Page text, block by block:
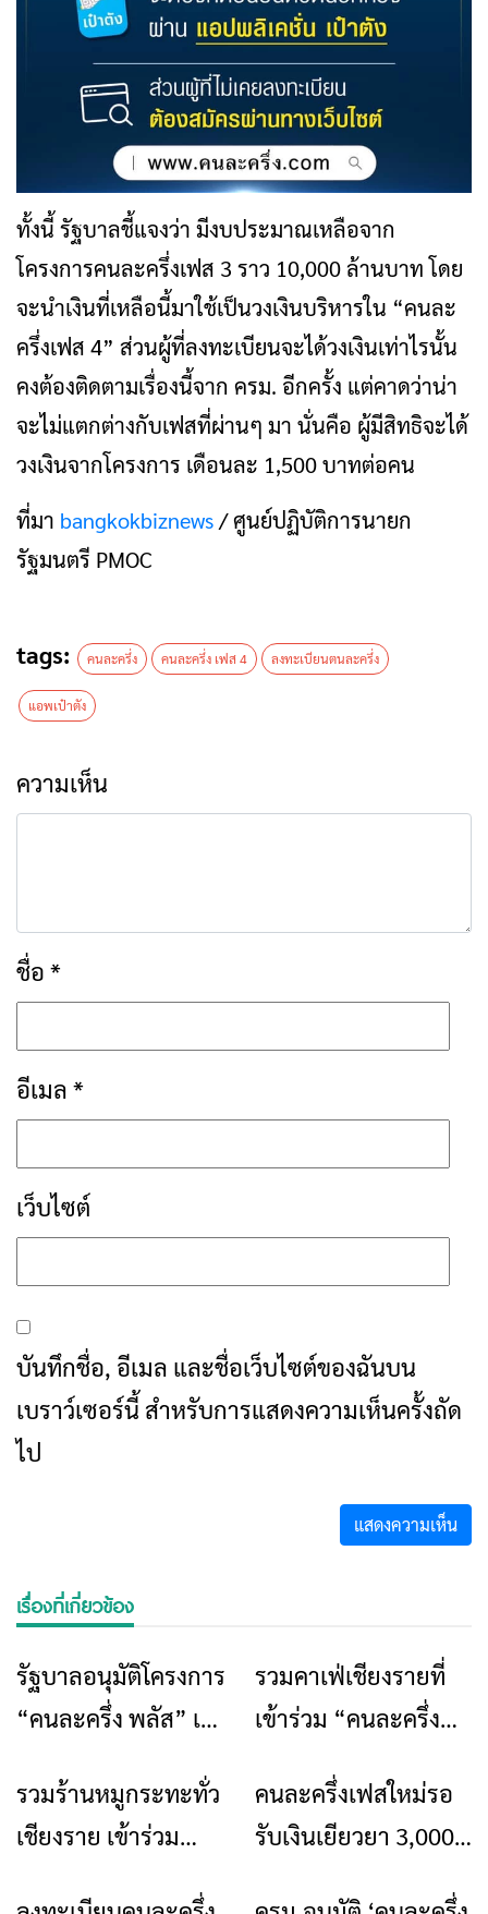
ทั้งนี้ รัฐบาลชี้แจงว่า มีงบประมาณเหลือจาก
โครงการคนละครึ่งเฟส 3 ราว 10,000 ล้านบาท โดย
จะนำเงินที่เหลือนี้มาใช้เป็นวงเงินบริหารใน “คนละ
ครึ่งเฟส 4” ส่วนผู้ที่ลงทะเบียนจะได้วงเงินเท่าไรนั้น
คงต้องติดตามเรื่องนี้จาก ครม. อีกครั้ง แต่คาดว่าน่า
จะไม่แตกต่างกับเฟสที่ผ่านๆ มา นั่นคือ ผู้มีสิทธิจะได้
วงเงินจากโครงการ เดือนละ 1,500 บาทต่อคน
ที่มา bangkokbiznews/ ศูนย์ปฏิบัติการนายก
รัฐมนตรี PMOC
tags: คนละครึ่ง คนละครึ่ง เฟส 4 ลงทะเบียนตนละครึ่ง
แอพเป๋าตัง
ความเห็น
ชื่อ *
อีเมล *
เว็บไซต์
บันทึกชื่อ, อีเมล และชื่อเว็บไซต์ของฉันบน
เบราว์เซอร์นี้ สำหรับการแสดงความเห็นครั้งถัด
ไป
เรื่องที่เกี่ยวข้อง
ข่าวเชียงราย
รัฐบาลอนุมัติโครงการ
“คนละครึ่ง พลัส” เฟส
ร้านค้ารายย่อยให้เข้า
สู่ระบบดิจิทัล พร้อม
ร้านอาหารที่พัก
รวมคาเฟ่เชียงรายที่
เข้าร่วม “คนละครึ่ง
ร้านอาหารที่พัก
รวมร้านหมูกระทะทั่ว
เชียงราย เข้าร่วม
ข่าวเชียงราย
คนละครึ่งเฟสใหม่รอ
รับเงินเยียวยา 3,000
ข่าวเชียงราย ข่าวเชียงราย